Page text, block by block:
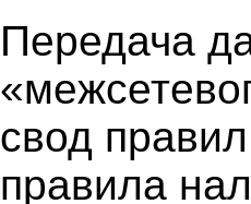
Передача
свод
правила